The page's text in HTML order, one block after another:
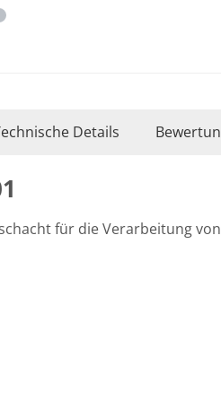
Details
für die Verarbeitung